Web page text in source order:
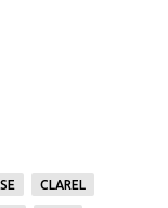
CLAREL